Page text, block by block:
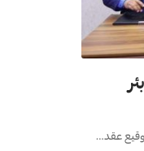
عقد…